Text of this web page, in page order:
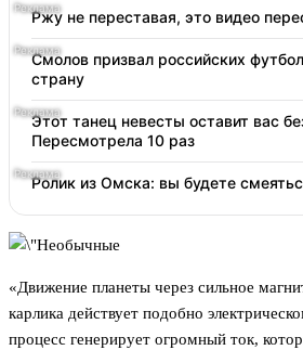
Ржу не переставая, это видео
Смолов призвал российских
страну
Этот танец невесты оставит вас
Пересмотрела 10 раз
Ролик из Омска: вы будете
«Движение планеты через сильное
карлика действует подобно
процесс генерирует огромный ток,